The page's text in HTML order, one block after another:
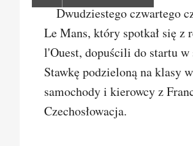
Dwudziestego czwartego
Le Mans, który spotkał się z
l'Ouest, dopuścili do startu w
Stawkę podzieloną na klasy
samochody i kierowcy z
Czechosłowacja.